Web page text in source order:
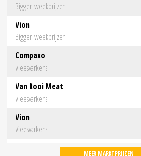
Biggen weekprijzen
Vion
Biggen weekprijzen
Compaxo
Vleesvarkens
Van Rooi Meat
Vleesvarkens
Vion
Vleesvarkens
MEER MARKTPRIJZEN